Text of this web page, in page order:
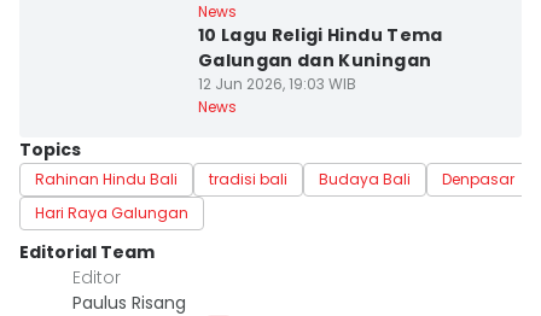
News
10 Lagu Religi Hindu Tema
Galungan dan Kuningan
12 Jun 2026, 19:03 WIB
News
Topics
Rahinan Hindu Bali tradisi bali Budaya Bali
Denpasar
Hari Raya Galungan
Editorial Team
Editor
Paulus Risang